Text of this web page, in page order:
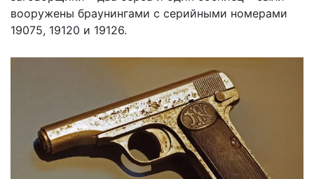
вооружены браунингами с серийными номерами
19075, 19120 и 19126.